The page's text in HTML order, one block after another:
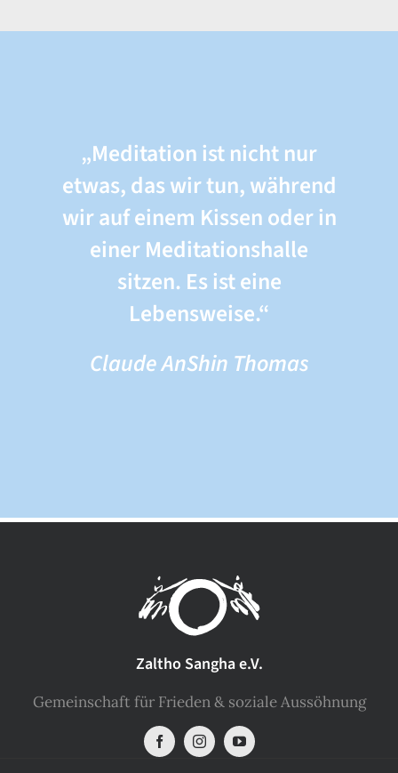
„Meditation ist nicht nur
etwas, das wir tun, während
wir auf einem Kissen oder in
einer Meditationshalle
sitzen. Es ist eine
Lebensweise.“
Claude AnShin Thomas
Zaltho Sangha e.V.
Gemeinschaft für Frieden & soziale Aussöhnung